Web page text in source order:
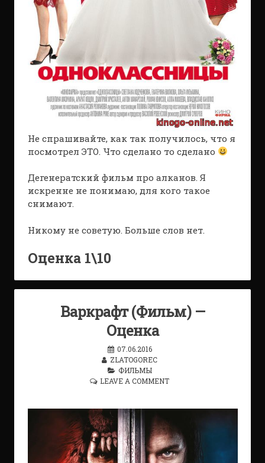
Не спрашивайте, как так получилось, что я
посмотрел ЭТО. Что сделано то сделано
Дегенератский фильм про алканов. Я
искренне не понимаю, для кого такое
снимают.
Никому не советую. Больше слов нет.
Оценка 1\10
Варкрафт (Фильм) —
Оценка
07.06.2016
ZLATOGOREC
ФИЛЬМЫ
LEAVE A COMMENT